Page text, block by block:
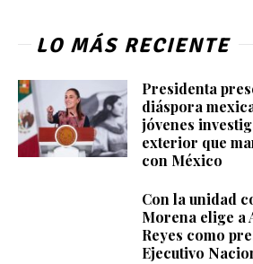
LO MÁS RECIENTE
Presidenta
diáspora
jóvenes
exterior que
con México
Con la unidad
Morena elige a
Reyes como
Ejecutivo